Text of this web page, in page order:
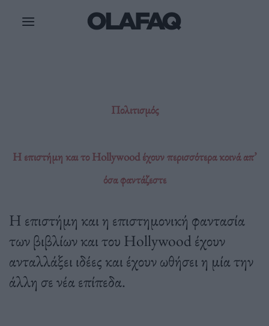
Πολιτισμός
Η επιστήμη και το Hollywood έχουν περισσότερα κοινά απ’
όσα φαντάζεστε
Η επιστήμη και η επιστημονική φαντασία
των βιβλίων και του Hollywood έχουν
ανταλλάξει ιδέες και έχουν ωθήσει η μία την
άλλη σε νέα επίπεδα.